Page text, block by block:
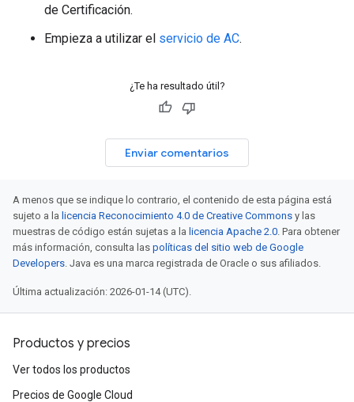
de Certificación.
Empieza a utilizar el servicio de AC.
¿Te ha resultado útil?
Enviar comentarios
A menos que se indique lo contrario, el contenido de esta página está
sujeto a la licencia Reconocimiento 4.0 de Creative Commons y las
muestras de código están sujetas a la licencia Apache 2.0. Para obtener
más información, consulta las políticas del sitio web de Google
Developers. Java es una marca registrada de Oracle o sus afiliados.
Última actualización: 2026-01-14 (UTC).
Productos y precios
Ver todos los productos
Precios de Google Cloud